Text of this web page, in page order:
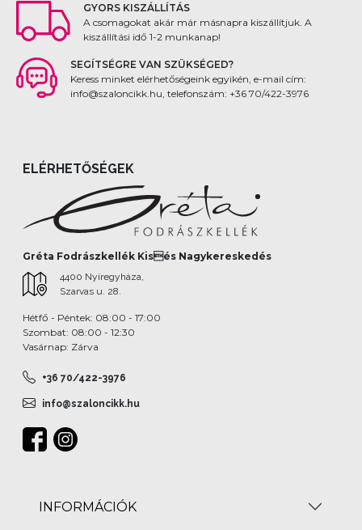
GYORS KISZÁLLÍTÁS
A csomagokat akár már másnapra kiszállítjuk. A
kiszállítási idő 1-2 munkanap!
SEGÍTSÉGRE VAN SZÜKSÉGED?
Keress minket elérhetőségeink egyikén, e-mail cím:
info@szaloncikk.hu, telefonszám: +36 70/422-3976
ELÉRHETŐSÉGEK
Gréta Fodrászkellék Kisés Nagykereskedés
4400 Nyíregyháza,
Szarvas u. 28.
Hétfő - Péntek: 08:00 - 17:00
Szombat: 08:00 - 12:30
Vasárnap: Zárva
+36 70/422-3976
info@szaloncikk.hu
INFORMÁCIÓK